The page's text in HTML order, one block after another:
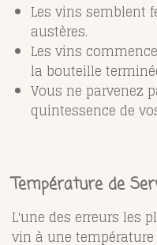
Les vins semblent
austères.
Les vins
la bouteille
Vous ne parvenez
quintessence de
Température de
L'une des erreurs les
vin à une